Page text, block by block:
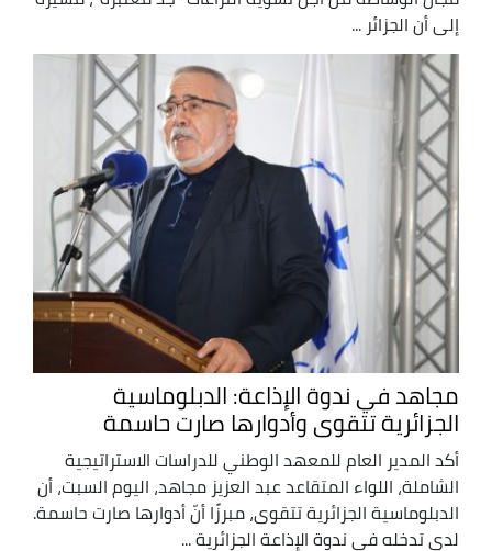
إلى أن الجزائر ...
مجاهد في ندوة الإذاعة: الدبلوماسية
الجزائرية تتقوى وأدوارها صارت حاسمة
أكد المدير العام للمعهد الوطني للدراسات الاستراتيجية
الشاملة، اللواء المتقاعد عبد العزيز مجاهد، اليوم السبت، أن
الدبلوماسية الجزائرية تتقوى، مبرزًا أنّ أدوارها صارت حاسمة.
لدى تدخله في ندوة الإذاعة الجزائرية ...